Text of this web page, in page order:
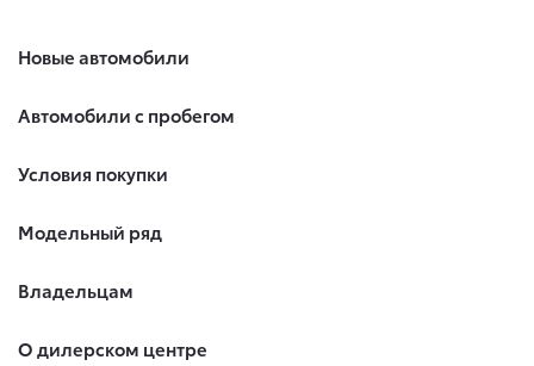
Новые автомобили
Автомобили с пробегом
Условия покупки
Модельный ряд
Владельцам
О дилерском центре